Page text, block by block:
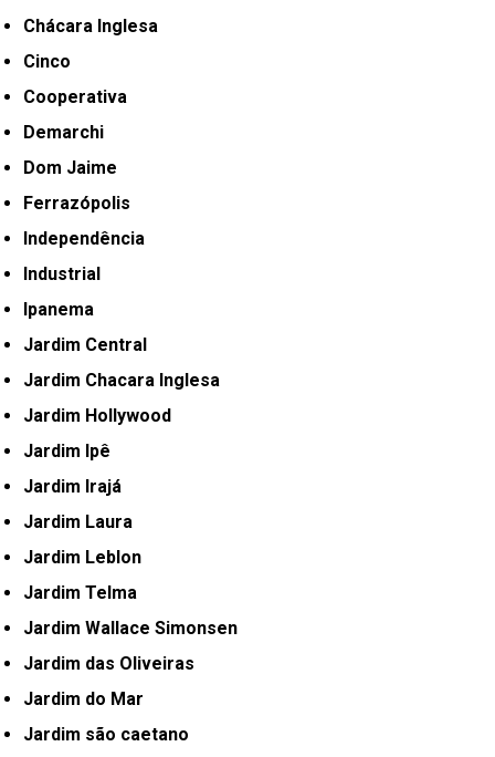
Chácara Inglesa
Cinco
Cooperativa
Demarchi
Dom Jaime
Ferrazópolis
Independência
Industrial
Ipanema
Jardim Central
Jardim Chacara Inglesa
Jardim Hollywood
Jardim Ipê
Jardim Irajá
Jardim Laura
Jardim Leblon
Jardim Telma
Jardim Wallace Simonsen
Jardim das Oliveiras
Jardim do Mar
Jardim são caetano